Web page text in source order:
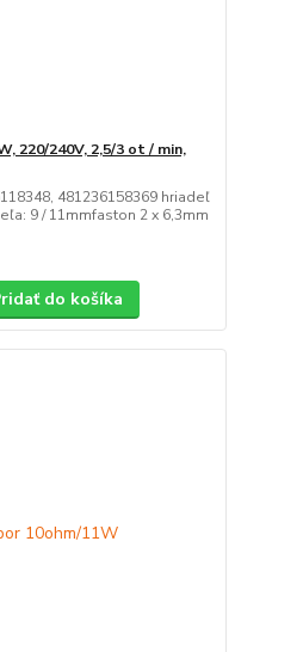
220/240V, 2,5/3 ot / min,
481236158369 hriadeľ
9 / 11mmfaston 2 x 6,3mm
do košíka